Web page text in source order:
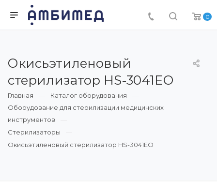
0
Окисьэтиленовый
стерилизатор HS-3041EO
Главная
Каталог оборудования
Оборудование для стерилизации медицинских
инструментов
Стерилизаторы
Окисьэтиленовый стерилизатор HS-3041EO